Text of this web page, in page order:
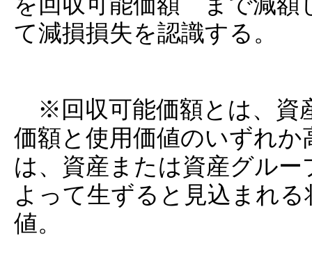
て減損損失を認識する。
※回収可能価額とは、資
価額と使用価値のいずれ
は、資産または資産グル
よって生ずると見込まれ
値。